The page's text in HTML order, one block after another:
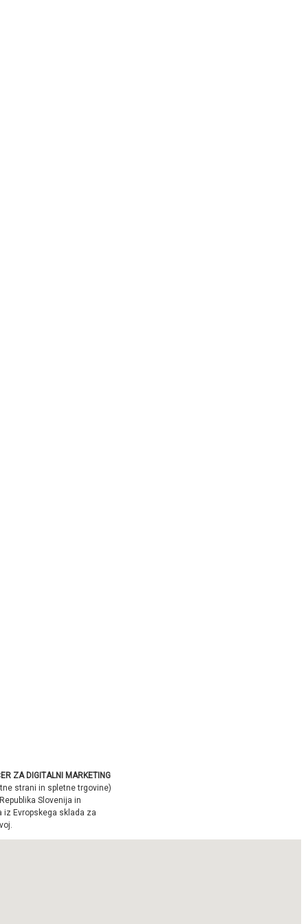
ZA DIGITALNI MARKETING
strani in spletne trgovine)
Slovenija in
iz Evropskega sklada za